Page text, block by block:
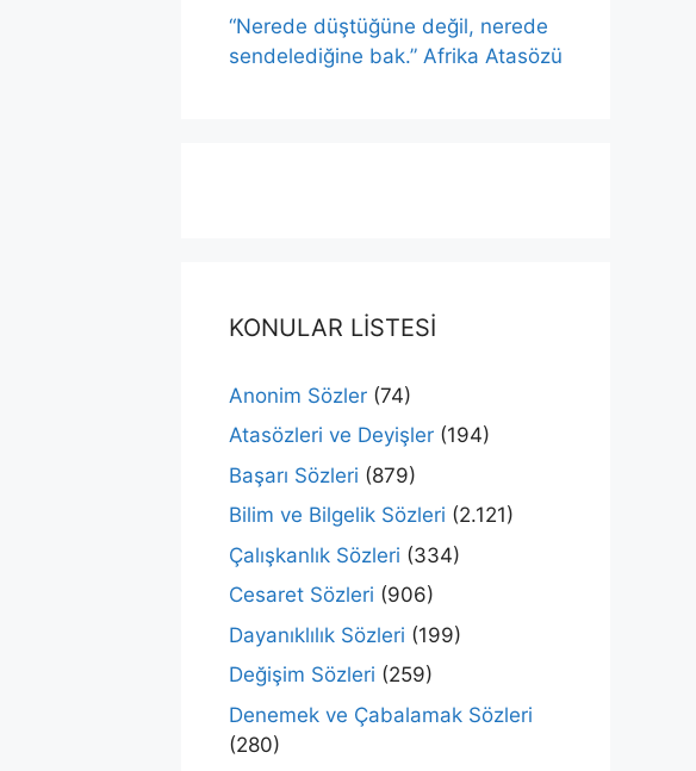
“Nerede düştüğüne değil, nerede
sendelediğine bak.” Afrika Atasözü
KONULAR LİSTESİ
Anonim Sözler (74)
Atasözleri ve Deyişler (194)
Başarı Sözleri (879)
Bilim ve Bilgelik Sözleri (2.121)
Çalışkanlık Sözleri (334)
Cesaret Sözleri (906)
Dayanıklılık Sözleri (199)
Değişim Sözleri (259)
Denemek ve Çabalamak Sözleri
(280)